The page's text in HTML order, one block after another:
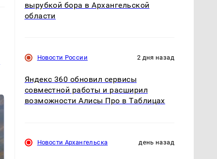
вырубкой бора в Архангельской
области
Новости России 2 дня назад
Яндекс 360 обновил сервисы
совместной работы и расширил
возможности Алисы Про в Таблицах
Новости Архангельска день назад